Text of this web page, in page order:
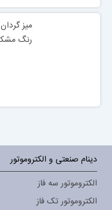
رنگ
دینام صنعتی و الکتروموتور
الکتروموتور سه فاز
الکتروموتور تک فاز